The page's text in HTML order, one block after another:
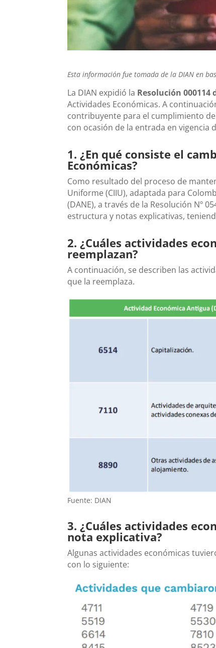
Esta información fue tomada de la DIAN en
La DIAN expidió la Resolución 000114
Actividades Económicas. A
contribuyente para el cumplimiento
con ocasión de la entrada en vigencia
1. ¿En qué consiste el
Económicas?
Como resultado del proceso de
Uniforme (CIIU), adaptada para
(DANE), a través de la Resolución Nº
estructura y notas explicativas,
2. ¿Cuáles actividades
reemplazan?
A continuación, se describen las
que la reemplaza.
Fuente: DIAN
3. ¿Cuáles actividades
nota explicativa?
Algunas actividades económicas
con lo siguiente: